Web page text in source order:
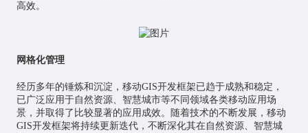
高效。
网格化管理
经历多年的锤炼和沉淀，移动GIS开发框架已趋于成熟和稳定，
已广泛应用于自然资源、智慧城市等不同领域各类移动应用场
景，并取得了比较显著的应用成效。随着技术的不断发展，移动
GIS开发框架将持续更新迭代，不断深化其在自然资源、智慧城